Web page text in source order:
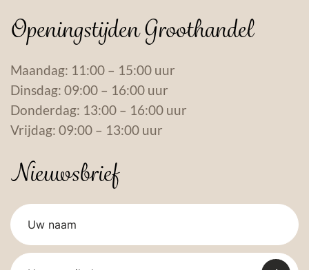
Openingstijden Groothandel
Maandag: 11:00 – 15:00 uur
Dinsdag: 09:00 – 16:00 uur
Donderdag: 13:00 – 16:00 uur
Vrijdag: 09:00 – 13:00 uur
Nieuwsbrief